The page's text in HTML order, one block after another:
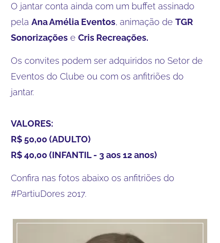
O jantar conta ainda com um buffet assinado
pelaAna Amélia Eventos, animação deTGR
Sonorizações eCris Recreações.
Os convites podem ser adquiridos no Setor de
Eventos do Clube ou com os anfitriões do
jantar.
VALORES:
R$ 50,00 (ADULTO)
R$ 40,00 (INFANTIL - 3 aos 12 anos)
Confira nas fotos abaixo os anfitriões do
#PartiuDores 2017.